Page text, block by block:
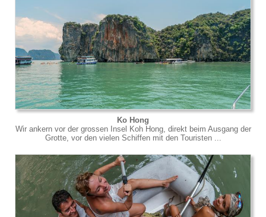
Ko Hong
Wir ankern vor der grossen Insel Koh Hong, direkt beim Ausgang der
Grotte, vor den vielen Schiffen mit den Touristen ...